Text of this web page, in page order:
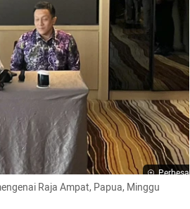
Perbesar
Raja Ampat, Papua, Minggu